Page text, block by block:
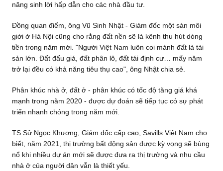
năng sinh lời hấp dẫn cho các nhà đầu tư.
Đồng quan điểm, ông Vũ Sinh Nhật - Giám đốc một sàn môi
giới ở Hà Nội cũng cho rằng đất nền sẽ là kênh thu hút dòng
tiền trong năm mới. "Người Việt Nam luôn coi mảnh đất là tài
sản lớn. Đất đấu giá, đất phân lô, đất tái định cư… mấy năm
trở lại đều có khả năng tiêu thụ cao", ông Nhật chia sẻ.
Phân khúc nhà ở, đất ở - phân khúc có tốc độ tăng giá khá
mạnh trong năm 2020 - được dự đoán sẽ tiếp tục có sự phát
triển nhanh chóng trong năm mới.
TS Sử Ngọc Khương, Giám đốc cấp cao, Savills Việt Nam cho
biết, năm 2021, thị trường bất động sản được kỳ vọng sẽ bùng
nổ khi nhiều dự án mới sẽ được đưa ra thị trường và nhu cầu
nhà ở của người dân vẫn là thiết yếu.